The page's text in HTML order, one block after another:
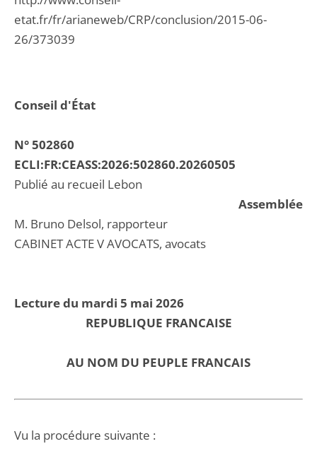
Conseil d'État
N° 502860
ECLI:FR:CEASS:2026:502860.20260505
Publié au recueil Lebon
Assemblée
M. Bruno Delsol, rapporteur
CABINET ACTE V AVOCATS, avocats
Lecture du mardi 5 mai 2026
REPUBLIQUE FRANCAISE
AU NOM DU PEUPLE FRANCAIS
Vu la procédure suivante :
etat.fr/fr/arianeweb/CRP/conclusion/2015-06-
26/373039